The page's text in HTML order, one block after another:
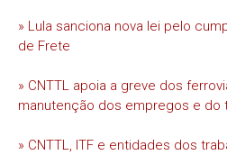
» Lula sanciona nova lei pelo
de Frete
» CNTTL apoia a greve dos
manutenção dos empregos e do
» CNTTL, ITF e entidades dos